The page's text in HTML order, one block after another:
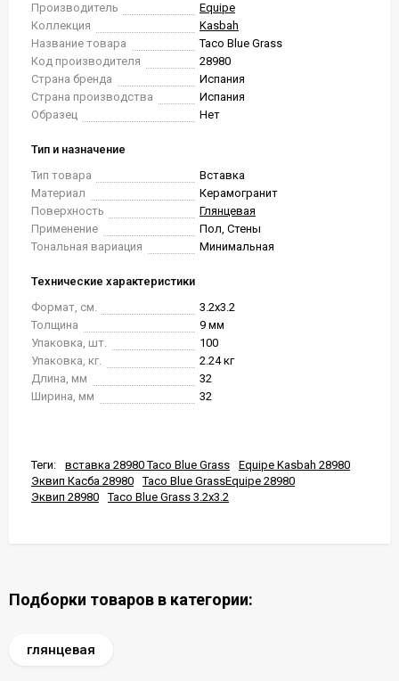
Производитель
Equipe
Коллекция
Kasbah
Название товара
Taco Blue Grass
Код производителя
28980
Страна бренда
Испания
Страна производства
Испания
Образец
Нет
Тип и назначение
Тип товара
Вставка
Материал
Керамогранит
Поверхность
Глянцевая
Применение
Пол, Стены
Тональная вариация
Минимальная
Технические характеристики
Формат, см.
3.2x3.2
Толщина
9 мм
Упаковка, шт.
100
Упаковка, кг.
2.24 кг
Длина, мм
32
Ширина, мм
32
Теги: вставка 28980 Taco Blue Grass
Equipe Kasbah 28980
Эквип Касба 28980
Taco Blue GrassEquipe 28980
Эквип 28980
Taco Blue Grass 3.2x3.2
Подборки товаров в категории:
глянцевая